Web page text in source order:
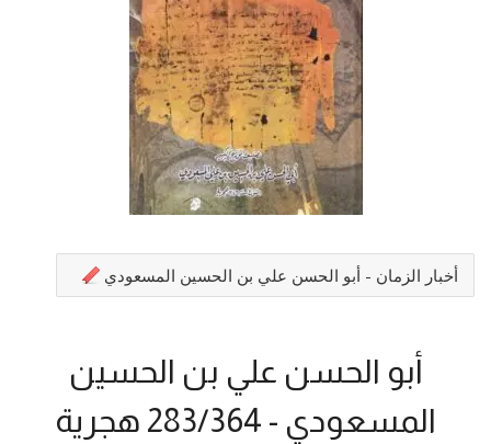
أخبار الزمان - أبو الحسن علي بن الحسين المسعودي
أبو الحسن علي بن الحسين
المسعودي - 283/364 هجرية